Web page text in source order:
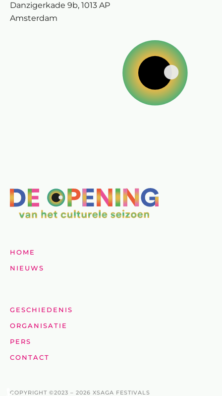
Danzigerkade 9b, 1013 AP
Amsterdam
HOME
NIEUWS
GESCHIEDENIS
ORGANISATIE
PERS
CONTACT
COPYRIGHT ©2023 – 2026 XSAGA FESTIVALS